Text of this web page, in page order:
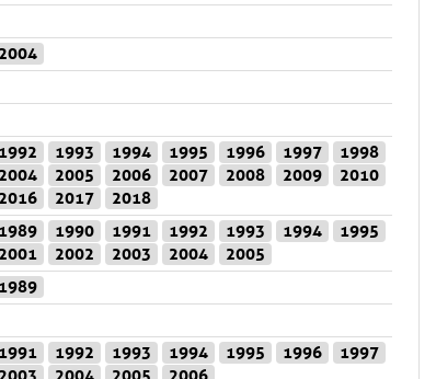
2004
1992 1993 1994 1995 1996 1997
1998
2004 2005 2006 2007 2008 2009
2010
2016 2017
2018
1989 1990 1991 1992 1993 1994
1995
2001 2002 2003 2004
2005
1989
1991 1992 1993 1994 1995 1996
1997